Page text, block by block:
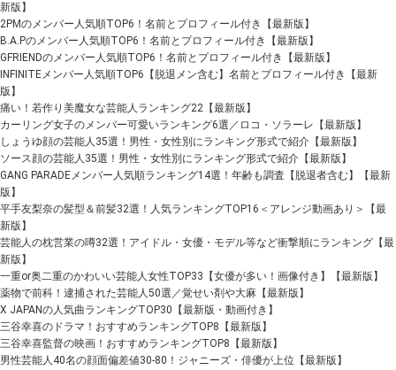
新版】
2PMのメンバー人気順TOP6！名前とプロフィール付き【最新版】
B.A.Pのメンバー人気順TOP6！名前とプロフィール付き【最新版】
GFRIENDのメンバー人気順TOP6！名前とプロフィール付き【最新版】
INFINITEメンバー人気順TOP6【脱退メン含む】名前とプロフィール付き【最新
版】
痛い！若作り美魔女な芸能人ランキング22【最新版】
カーリング女子のメンバー可愛いランキング6選／ロコ・ソラーレ【最新版】
しょうゆ顔の芸能人35選！男性・女性別にランキング形式で紹介【最新版】
ソース顔の芸能人35選！男性・女性別にランキング形式で紹介【最新版】
GANG PARADEメンバー人気順ランキング14選！年齢も調査【脱退者含む】【最新
版】
平手友梨奈の髪型＆前髪32選！人気ランキングTOP16＜アレンジ動画あり＞【最
新版】
芸能人の枕営業の噂32選！アイドル・女優・モデル等など衝撃順にランキング【最
新版】
一重or奥二重のかわいい芸能人女性TOP33【女優が多い！画像付き】【最新版】
薬物で前科！逮捕された芸能人50選／覚せい剤や大麻【最新版】
X JAPANの人気曲ランキングTOP30【最新版・動画付き】
三谷幸喜のドラマ！おすすめランキングTOP8【最新版】
三谷幸喜監督の映画！おすすめランキングTOP8【最新版】
男性芸能人40名の顔面偏差値30-80！ジャニーズ・俳優が上位【最新版】